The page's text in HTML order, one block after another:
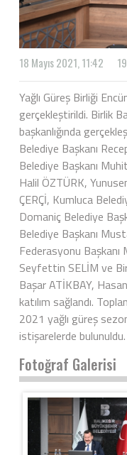
18 Mayıs 2021, 11:42
Yağlı Güreş Birliği
gerçekleştirildi. Birlik
başkanlığında
Belediye Başkanı
Belediye Başkanı
Halil ÖZTÜRK,
ÇERÇİ, Kumluca
Domaniç Belediye
Belediye Başkanı
Federasyonu Başkanı
Seyfettin SELİM ve
Başar ATİKBAY,
katılım sağlandı.
2021 yağlı güreş
istişarelerde bulunuldu.
Fotoğraf Galerisi